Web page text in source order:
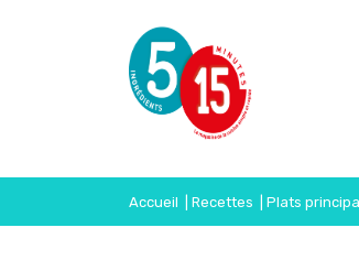
Accueil Recettes Plats